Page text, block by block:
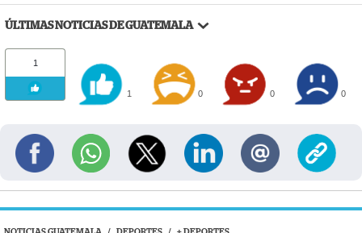
ÚLTIMAS NOTICIAS DE GUATEMALA
1
1 0 0 0